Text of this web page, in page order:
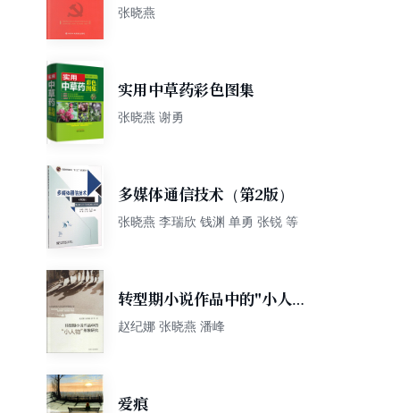
——党章 准则 条例
张晓燕
实用中草药彩色图集
张晓燕 谢勇
多媒体通信技术（第2版）
张晓燕 李瑞欣 钱渊 单勇 张锐 等
转型期小说作品中的"小人
物"形象研究
赵纪娜 张晓燕 潘峰
爱痕